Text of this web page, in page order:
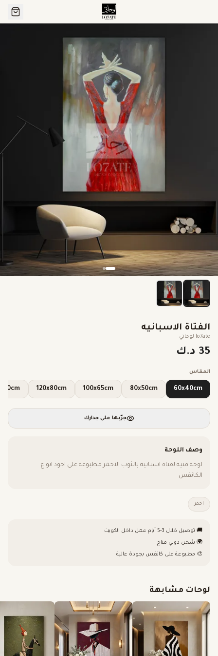
الفتاة الاسبانيه
lo7ate لوحاتي
35 د.ك
المقاس
60x40cm
80x50cm
100x65cm
120x80cm
140x90cm
جرّبها على جدارك
وصف اللوحة
لوحه فنيه لفتاة اسبانيه بالثوب الاحمر مطبوعه على اجود انواع
الكانفس
احمر
🚚 توصيل خلال 3-5 أيام عمل داخل الكويت
🌍 شحن دولي متاح
🎨 مطبوعة على كانفس بجودة عالية
لوحات مشابهة